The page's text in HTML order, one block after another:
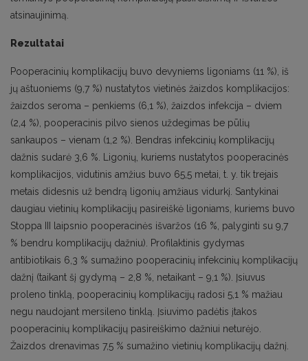
atsinaujinimą.
Rezultatai
Pooperacinių komplikacijų buvo devyniems ligoniams (11 %), iš
jų aštuoniems (9,7 %) nustatytos vietinės žaizdos komplikacijos:
žaizdos seroma – penkiems (6,1 %), žaizdos infekcija – dviem
(2,4 %), pooperacinis pilvo sienos uždegimas be pūlių
sankaupos – vienam (1,2 %). Bendras infekcinių komplikacijų
dažnis sudarė 3,6 %. Ligonių, kuriems nustatytos pooperacinės
komplikacijos, vidutinis amžius buvo 65,5 metai, t. y. tik trejais
metais didesnis už bendrą ligonių amžiaus vidurkį. Santykinai
daugiau vietinių komplikacijų pasireiškė ligoniams, kuriems buvo
Stoppa III laipsnio pooperacinės išvaržos (16 %, palyginti su 9,7
% bendru komplikacijų dažniu). Profilaktinis gydymas
antibiotikais 6,3 % sumažino pooperacinių infekcinių komplikacijų
dažnį (taikant šį gydymą – 2,8 %, netaikant – 9,1 %). Įsiuvus
proleno tinklą, pooperacinių komplikacijų radosi 5,1 % mažiau
negu naudojant mersileno tinklą. Įsiuvimo padėtis įtakos
pooperacinių komplikacijų pasireiškimo dažniui neturėjo.
Žaizdos drenavimas 7,5 % sumažino vietinių komplikacijų dažnį.